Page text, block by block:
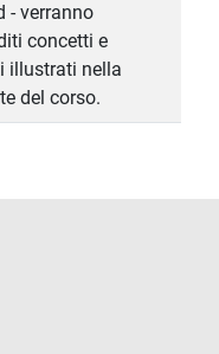
- verranno
concetti e
illustrati nella
del corso.